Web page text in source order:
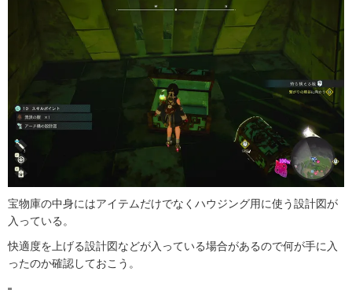
宝物庫の中身にはアイテムだけでなくハウジング用に使う設計図が
入っている。
快適度を上げる設計図などが入っている場合があるので何が手に入
ったのか確認しておこう。